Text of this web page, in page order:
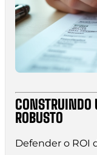
CONSTRUINDO
ROBUSTO
Defender o ROI